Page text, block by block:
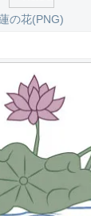
の花(PNG)